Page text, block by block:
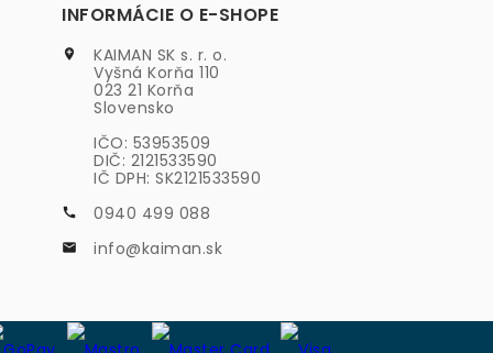
INFORMÁCIE O E-SHOPE

KAIMAN SK s. r. o.
Vyšná Korňa 110
023 21 Korňa
Slovensko
IČO: 53953509
DIČ: 2121533590
IČ DPH: SK2121533590
 0940 499 088
 info@kaiman.sk